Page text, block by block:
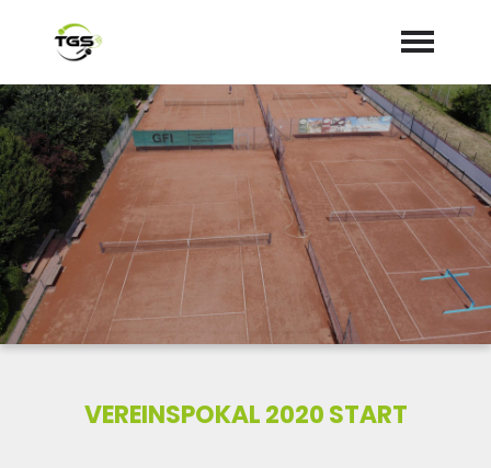
Startseite
Aktuelles
Termine
Dokumente/Mitgliedsantrag
VEREINSPOKAL 2020 START